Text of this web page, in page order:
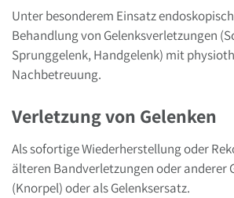
Unter besonderem Einsatz
Behandlung von Gelenksverletzungen
Sprunggelenk, Handgelenk) mit
Nachbetreuung.
Verletzung von Gelenken
Als sofortige Wiederherstellung oder
älteren Bandverletzungen oder anderer
(Knorpel) oder als Gelenksersatz.